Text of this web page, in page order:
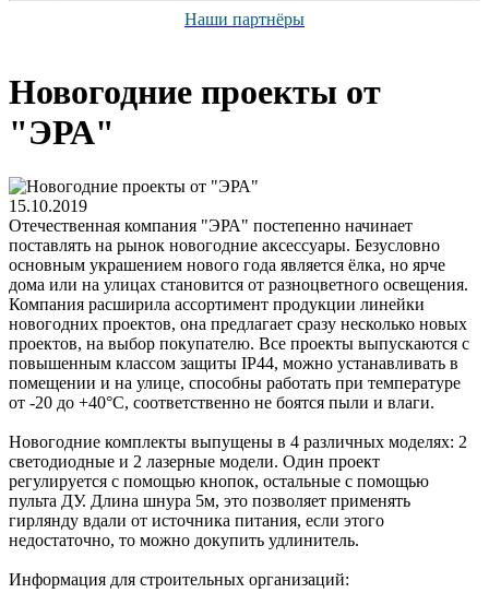
Наши партнёры
Новогодние проекты от
"ЭРА"
15.10.2019
Отечественная компания "ЭРА" постепенно начинает
поставлять на рынок новогодние аксессуары. Безусловно
основным украшением нового года является ёлка, но ярче
дома или на улицах становится от разноцветного освещения.
Компания расширила ассортимент продукции линейки
новогодних проектов, она предлагает сразу несколько новых
проектов, на выбор покупателю. Все проекты выпускаются с
повышенным классом защиты IP44, можно устанавливать в
помещении и на улице, способны работать при температуре
от -20 до +40°С, соответственно не боятся пыли и влаги.
Новогодние комплекты выпущены в 4 различных моделях: 2
светодиодные и 2 лазерные модели. Один проект
регулируется с помощью кнопок, остальные с помощью
пульта ДУ. Длина шнура 5м, это позволяет применять
гирлянду вдали от источника питания, если этого
недостаточно, то можно докупить удлинитель.
Информация для строительных организаций: